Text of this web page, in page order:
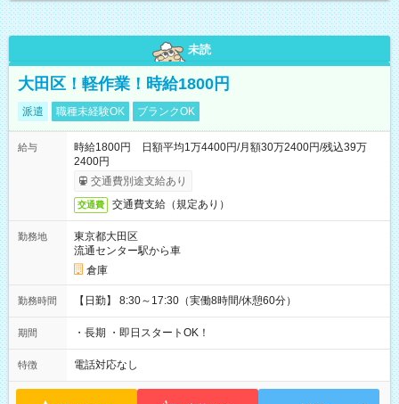
未読
大田区！軽作業！時給1800円
派遣 職種未経験OK ブランクOK
給与
時給1800円 日額平均1万4400円/月額30万2400円/残込39万
2400円
交通費別途支給あり
交通費 交通費支給（規定あり）
勤務地
東京都大田区
流通センター駅から車
倉庫
勤務時間 【日勤】 8:30～17:30（実働8時間/休憩60分）
期間 ・長期 ・即日スタートOK！
特徴 電話対応なし